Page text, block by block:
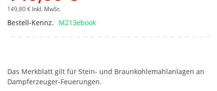
149,80 € Inkl. MwSt.
Bestell-Kennz. M213ebook
Das Merkblatt gilt für Stein- und Braunkohlemahlanlagen an
Dampferzeuger-Feuerungen.